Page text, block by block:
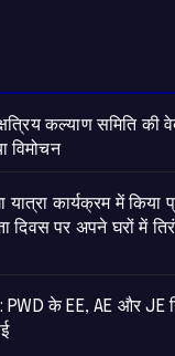
कल्याण समिति की
विमोचन
यात्रा कार्यक्रम में किया
दिवस पर अपने घरों में
PWD के EE, AE और JE